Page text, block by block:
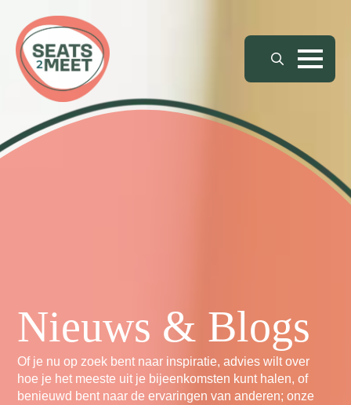
Search
Nieuws & Blogs
Of je nu op zoek bent naar inspiratie, advies wilt over
hoe je het meeste uit je bijeenkomsten kunt halen, of
benieuwd bent naar de ervaringen van anderen; onze